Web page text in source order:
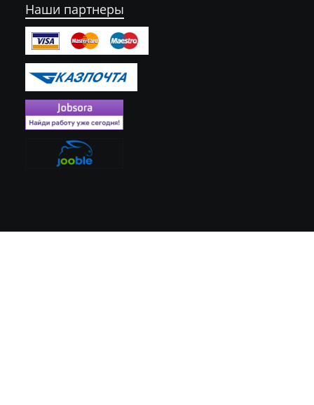
Наши партнеры